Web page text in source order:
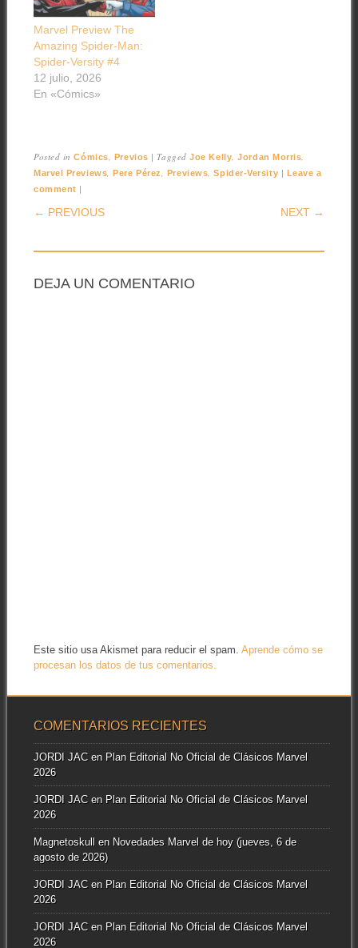
Marvel Preview The
Amazing Spider-Man:
Spider-Versity #4
12 julio, 2026
En «Cómics»
Posted inCómics Previos |TaggedJoe Kelly ,Jordan Morris
Marvel Previews ,Pere Pérez Previews ,Spider-Versity | Leave a
comment |
POST NAVIGATION
← PREVIOUS NEXT →
DEJA UN COMENTARIO
Este sitio usa Akismet para reducir el spam. Aprende cómo se
procesan los datos de tus comentarios.
COMENTARIOS RECIENTES
JORDI JACen Plan Editorial No Oficial de Clásicos Marvel
2026
JORDI JACen Plan Editorial No Oficial de Clásicos Marvel
2026
Magnetoskullen Novedades Marvel de hoy (jueves, 6 de
agosto de 2026)
JORDI JACen Plan Editorial No Oficial de Clásicos Marvel
2026
JORDI JACen Plan Editorial No Oficial de Clásicos Marvel
2026